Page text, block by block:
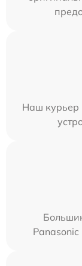
Наш курьер